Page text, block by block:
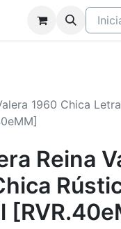
1960 Chica
Reina